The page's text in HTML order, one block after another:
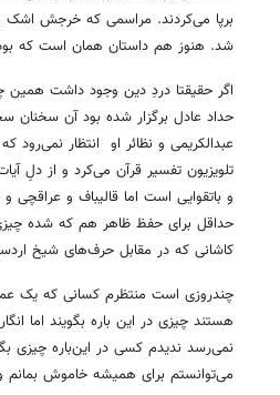
برپا می‌کردند. مراسمی که خرجش اشک
شد. هنوز هم داستان همان است که بود
اگر حقیقتا دردِ دین وجود داشت
حداد عادل برگزار شده بود آن سخنان
عبدالکریمی و نظائر او انتظار
تلویزیون تفسیر قرآن می‌کرد و از دلِ
و باتقوایی است اما قالیباف و
حداقل برای حفظ ظاهر هم که شده
کاشانی که در مقابل حرف‌های شیخ
چندروزی است منتظرم کسانی که یک
هستند چیزی در این باره بگویند اما
نمی‌رسد ندیدم کسی در این‌باره چیزی
می‌توانستم برای همیشه خاموش بمانم